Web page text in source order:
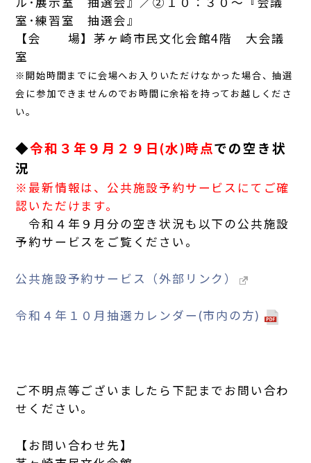
室･練習室 抽選会』
【会 場】茅ヶ崎市民文化会館4階 大会議
室
※開始時間までに会場へお入りいただけなかった場合、抽選
会に参加できませんのでお時間に余裕を持ってお越しくださ
い。
◆令和３年９月２９日(水)時点での空き状
況
※最新情報は、公共施設予約サービスにてご確
認いただけます。
令和４年９月分の空き状況も以下の公共施設
予約サービスをご覧ください。
公共施設予約サービス（外部リンク）
令和４年１０月抽選カレンダー(市内の方)
ご不明点等ございましたら下記までお問い合わ
せください。
【お問い合わせ先】